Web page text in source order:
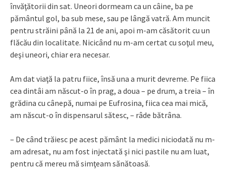
învăţătorii din sat. Uneori dormeam ca un câine, ba pe
pământul gol, ba sub mese, sau pe lângă vatră. Am muncit
pentru străini până la 21 de ani, apoi m-am căsătorit cu un
flăcău din localitate. Nicicând nu m-am certat cu soţul meu,
deşi uneori, chiar era necesar.
Am dat viaţă la patru fiice, însă una a murit devreme. Pe fiica
cea dintâi am născut-o în prag, a doua – pe drum, a treia – în
grădina cu cânepă, numai pe Eufrosina, fiica cea mai mică,
am născut-o în dispensarul sătesc, – râde bătrâna.
– De când trăiesc pe acest pământ la medici niciodată nu m-
am adresat, nu am fost injectată şi nici pastile nu am luat,
pentru că mereu mă simţeam sănătoasă.